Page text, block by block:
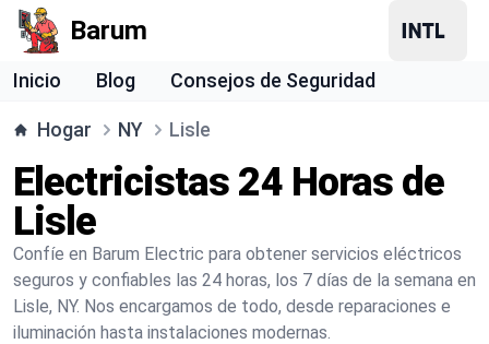
Barum
Inicio Blog Consejos de Seguridad
Hogar NY Lisle
Electricistas 24 Horas de
Lisle
Confíe en Barum Electric para obtener servicios eléctricos
seguros y confiables las 24 horas, los 7 días de la semana en
Lisle, NY. Nos encargamos de todo, desde reparaciones e
iluminación hasta instalaciones modernas.